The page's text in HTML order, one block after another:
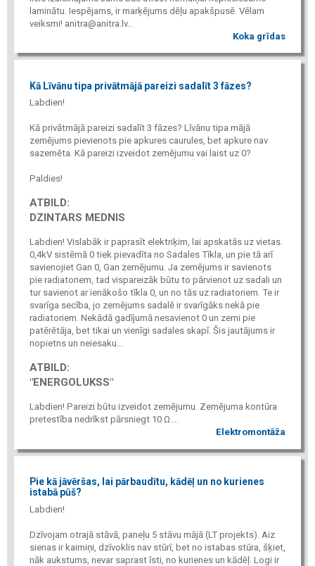
laminātu. Iespējams, ir marķējums dēļu apakšpusē. Vēlam
veiksmi! anitra@anitra.lv...
Koka grīdas
Kā Līvānu tipa privātmājā pareizi sadalīt 3 fāzes?
Labdien!
Kā privātmājā pareizi sadalīt 3 fāzes? Līvānu tipa mājā
zemējums pievienots pie apkures caurules, bet apkure nav
sazemēta. Kā pareizi izveidot zemējumu vai laist uz 0?
Paldies!
ATBILD:
DZINTARS MEDNIS
Labdien! Vislabāk ir paprasīt elektriķim, lai apskatās uz vietas.
0,4kV sistēmā 0 tiek pievadīta no Sadales Tīkla, un pie tā arī
savienojiet Gan 0, Gan zemējumu. Ja zemējums ir savienots
pie radiatoriem, tad vispareizāk būtu to pārvienot uz sadali un
tur savienot ar ienākošo tīkla 0, un no tās uz radiatoriem. Te ir
svarīga secība, jo zemējums sadalē ir svarīgāks nekā pie
radiatoriem. Nekādā gadījumā nesavienot 0 un zemi pie
patērētāja, bet tikai un vienīgi sadales skapī. Šis jautājums ir
nopietns un neiesaku...
ATBILD:
"ENERGOLUKSS"
Labdien! Pareizi būtu izveidot zemējumu. Zemējuma kontūra
pretestība nedrīkst pārsniegt 10 Ω....
Elektromontāža
Pie kā jāvēršas, lai pārbaudītu, kādēļ un no kurienes
istabā pūš?
Labdien!
Dzīvojam otrajā stāvā, paneļu 5 stāvu mājā (LT projekts). Aiz
sienas ir kaimiņi, dzīvoklis nav stūrī, bet no istabas stūra, šķiet,
nāk aukstums, nevar saprast īsti, no kurienes un kādēļ. Logi ir